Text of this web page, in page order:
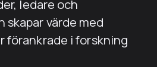
ledare och
värde med
förankrade i forskning